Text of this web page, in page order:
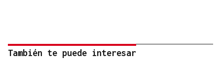
También te puede interesar